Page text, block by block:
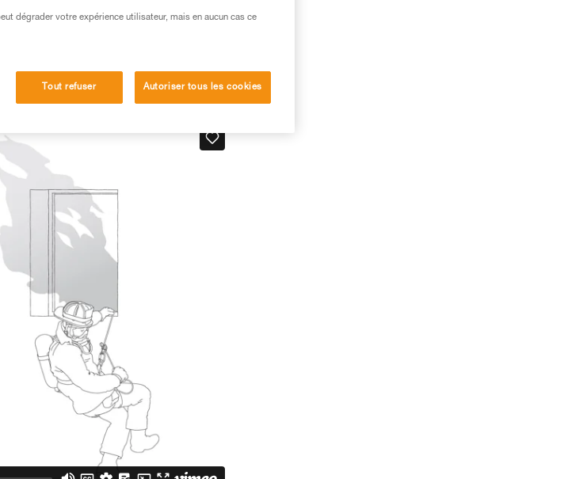
sécurité, avant de la
en exister d’autres que
dégrader votre expérience utilisateur, mais en aucun cas ce
Tout refuser Autoriser tous les cookies